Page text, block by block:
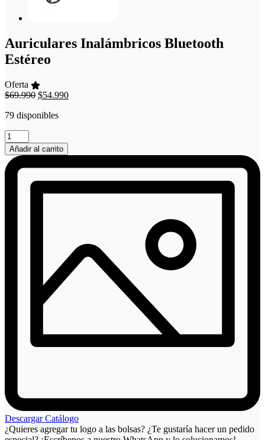
Auriculares Inalámbricos Bluetooth
Estéreo
Oferta
$69.990 El
original
$54.990El
79 disponibles
Auriculares
Inalámbricos
Bluetooth
Estéreo
Añadir al carrito
Descargar Catálogo
¿Quieres agregar tu logo a las bolsas? ¿Te gustaría hacer un pedido